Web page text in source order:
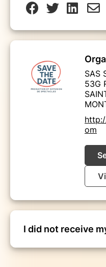
SAS
53G
om
I did not receive